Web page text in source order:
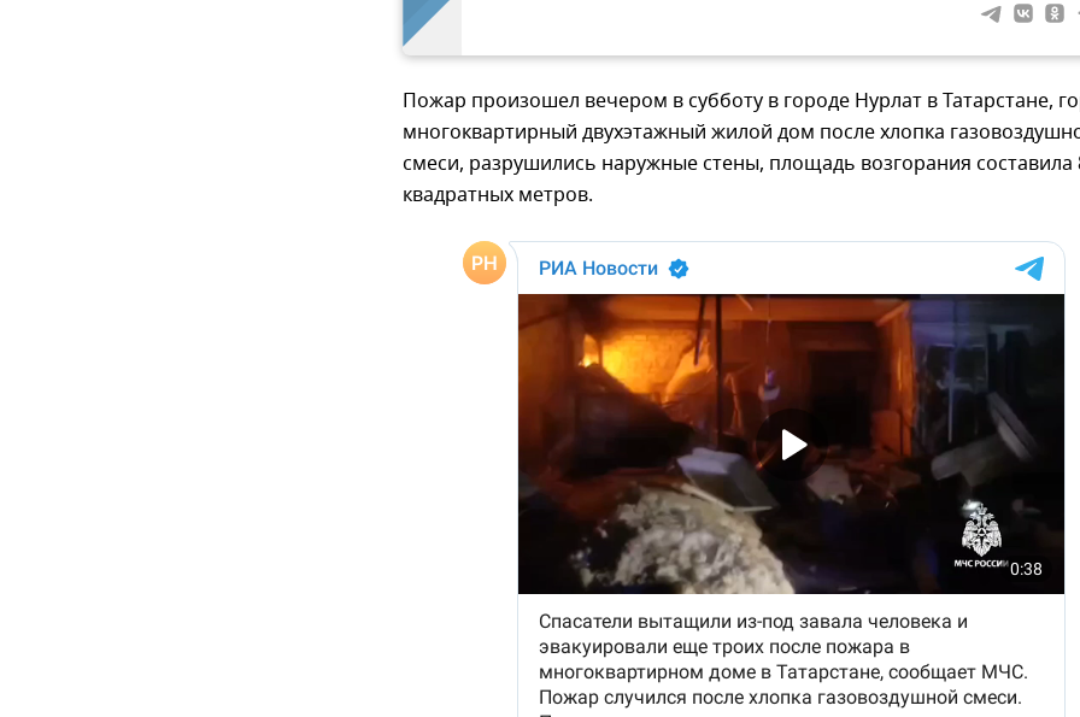
Пожар произошел вечером в субботу в городе Нурлат в Татарстане,
многоквартирный двухэтажный жилой дом после хлопка
смеси, разрушились наружные стены, площадь возгорания составила
квадратных метров.